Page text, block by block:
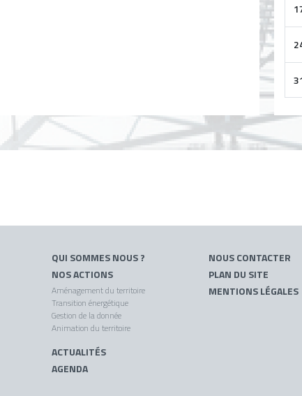
QUI SOMMES NOUS ?
NOS ACTIONS
Aménagement du territoire
Transition énergétique
Gestion de la donnée
Animation du territoire
ACTUALITÉS
AGENDA
NOUS CONTACTER
PLAN DU SITE
MENTIONS LÉGALES